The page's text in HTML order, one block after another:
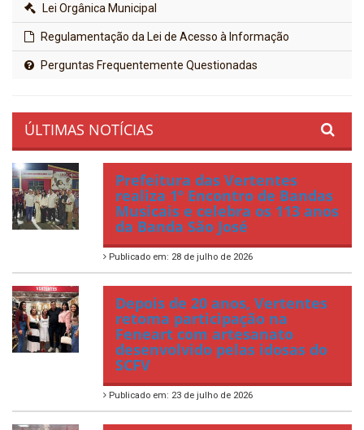
Lei Orgânica Municipal
Regulamentação da Lei de Acesso à Informação
Perguntas Frequentemente Questionadas
ÚLTIMAS NOTÍCIAS
Prefeitura das Vertentes
realiza 1º Encontro de Bandas
Musicais e celebra os 113 anos
da Banda São José
Publicado em: 28 de julho de 2026
Depois de 20 anos, Vertentes
retoma participação na
Feneart com artesanato
desenvolvido pelas idosas do
SCFV
Publicado em: 23 de julho de 2026